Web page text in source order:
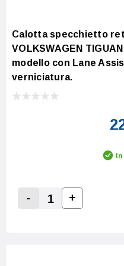
Calotta specchietto
VOLKSWAGEN
modello con Lane
verniciatura.
Decrease Quantity:
-
Increase
+